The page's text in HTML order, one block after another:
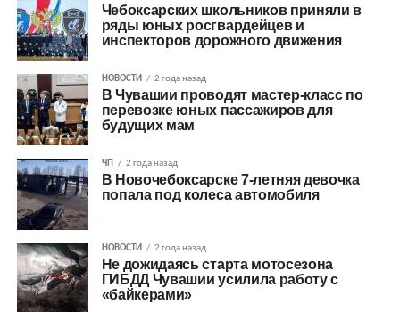
Чебоксарских школьников приняли в
ряды юных росгвардейцев и
инспекторов дорожного движения
НОВОСТИ 2 года назад
В Чувашии проводят мастер-класс по
перевозке юных пассажиров для
будущих мам
ЧП 2 года назад
В Новочебоксарске 7-летняя девочка
попала под колеса автомобиля
НОВОСТИ 2 года назад
Не дожидаясь старта мотосезона
ГИБДД Чувашии усилила работу с
«байкерами»